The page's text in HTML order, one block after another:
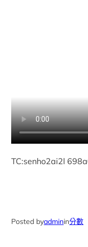
TC:senho2ai2l
Posted byadminin分數